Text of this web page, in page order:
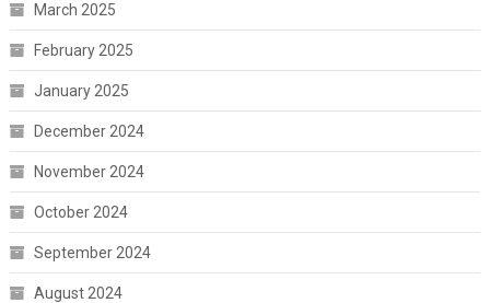
March 2025
February 2025
January 2025
December 2024
November 2024
October 2024
September 2024
August 2024